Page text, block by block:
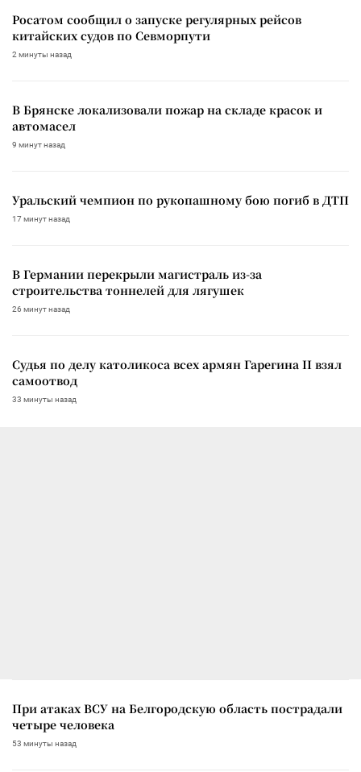
Росатом сообщил о запуске регулярных рейсов
китайских судов по Севморпути
2 минуты назад
В Брянске локализовали пожар на складе красок и
автомасел
9 минут назад
Уральский чемпион по рукопашному бою погиб в ДТП
17 минут назад
В Германии перекрыли магистраль из-за
строительства тоннелей для лягушек
26 минут назад
Судья по делу католикоса всех армян Гарегина II взял
самоотвод
33 минуты назад
При атаках ВСУ на Белгородскую область пострадали
четыре человека
53 минуты назад